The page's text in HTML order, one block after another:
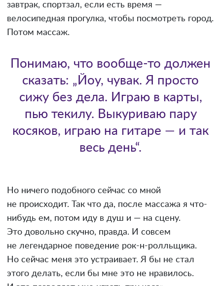
завтрак, спортзал, если есть время —
велосипедная прогулка, чтобы посмотреть город.
Потом массаж.
Понимаю, что вообще-то должен
сказать: „Йоу, чувак. Я просто
сижу без дела. Играю в карты,
пью текилу. Выкуриваю пару
косяков, играю на гитаре — и так
весь день“.
Но ничего подобного сейчас со мной
не происходит. Так что да, после массажа я что-
нибудь ем, потом иду в душ и — на сцену.
Это довольно скучно, правда. И совсем
не легендарное поведение рок-н-ролльщика.
Но сейчас меня это устраивает. Я бы не стал
этого делать, если бы мне это не нравилось.